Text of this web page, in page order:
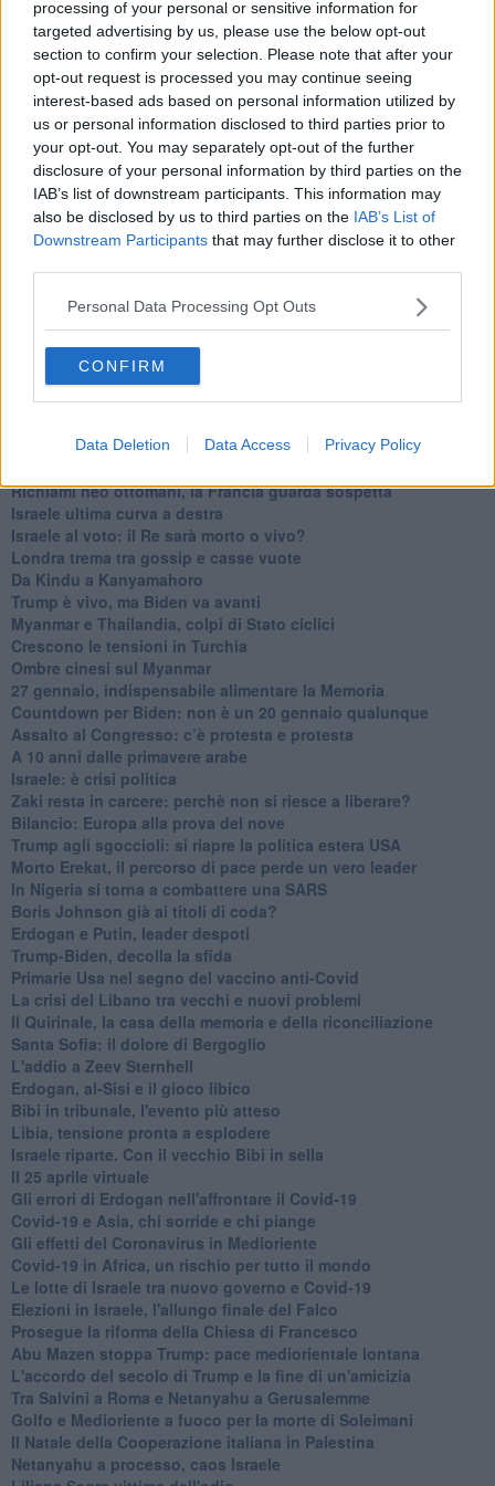
processing of your personal or sensitive information for
targeted advertising by us, please use the below opt-out
section to confirm your selection. Please note that after your
opt-out request is processed you may continue seeing
interest-based ads based on personal information utilized by
us or personal information disclosed to third parties prior to
your opt-out. You may separately opt-out of the further
disclosure of your personal information by third parties on the
IAB’s list of downstream participants. This information may
also be disclosed by us to third parties on the IAB’s List of
Downstream Participants that may further disclose it to other
Personal Data Processing Opt Outs
CONFIRM
Data Deletion Data Access Privacy Policy
Una vigilia di Natale per un nuovo Rais
La questione israelo-palestinese ignorata dal G20
Erdogan continua a sfidare l'Occidente
Libano, collasso economico e guerra civile
Johnson, da Trump a Biden alla Brexit
L'AUKUS e il Quad
Biden, primo presidente USA non in guerra
Papa Bergoglio vedrà Viktor Orbán
Bennet, un giorno in attesa di Biden
Il ritorno dei talebani
​La lenta agonia del Libano
Sudafrica, è allarme alimentare
L’appuntamento di Israele con il cambiamento
La farsa delle elezioni in Siria
In Medioriente non ci sono favole, solo realtà
Biden chiama ma Netanyahu non risponde
Niente di nuovo in Medioriente
Biden nuovo alleato armeno contro la Turchia
Richiami neo ottomani, la Francia guarda sospetta
Israele ultima curva a destra
Israele al voto: il Re sarà morto o vivo?
Londra trema tra gossip e casse vuote
Da Kindu a Kanyamahoro
Trump è vivo, ma Biden va avanti
Myanmar e Thailandia, colpi di Stato ciclici
Crescono le tensioni in Turchia
Ombre cinesi sul Myanmar
27 gennaio, indispensabile alimentare la Memoria
Countdown per Biden: non è un 20 gennaio qualunque
Assalto al Congresso: c’è protesta e protesta
A 10 anni dalle primavere arabe
Israele: è crisi politica
Zaki resta in carcere: perchè non si riesce a liberare?
Bilancio: Europa alla prova del nove
Trump agli sgoccioli: si riapre la politica estera USA
Morto Erekat, il percorso di pace perde un vero leader
In Nigeria si torna a combattere una SARS
Boris Johnson già ai titoli di coda?
Erdogan e Putin, leader despoti
Trump-Biden, decolla la sfida
Primarie Usa nel segno del vaccino anti-Covid
La crisi del Libano tra vecchi e nuovi problemi
Il Quirinale, la casa della memoria e della riconciliazione
Santa Sofia: il dolore di Bergoglio
L'addio a ​Zeev Sternhell
Erdogan, al-Sisi e il gioco libico
Bibi in tribunale, l'evento più atteso
Libia, tensione pronta a esplodere
Israele riparte. Con il vecchio Bibi in sella
Il 25 aprile virtuale
Gli errori di Erdogan nell'affrontare il Covid-19
Covid-19 e Asia, chi sorride e chi piange
Gli effetti del Coronavirus in Medioriente
Covid-19 in Africa, un rischio per tutto il mondo
Le lotte di Israele tra nuovo governo e Covid-19
Elezioni in Israele, l'allungo finale del Falco
Prosegue la riforma della Chiesa di Francesco
Abu Mazen stoppa Trump: pace mediorientale lontana
L'accordo del secolo di Trump e la fine di un'amicizia
Tra Salvini a Roma e Netanyahu a Gerusalemme
Golfo e Medioriente a fuoco per la morte di Soleimani
Il Natale della Cooperazione italiana in Palestina
Netanyahu a processo, caos Israele